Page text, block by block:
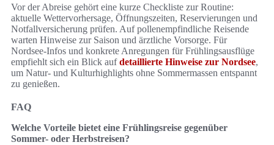
Vor der Abreise gehört eine kurze Checkliste zur Routine:
aktuelle Wettervorhersage, Öffnungszeiten, Reservierungen und
Notfallversicherung prüfen. Auf pollenempfindliche Reisende
warten Hinweise zur Saison und ärztliche Vorsorge. Für
Nordsee-Infos und konkrete Anregungen für Frühlingsausflüge
empfiehlt sich ein Blick aufdetaillierte Hinweise zur Nordsee,
um Natur- und Kulturhighlights ohne Sommermassen entspannt
zu genießen.
FAQ
Welche Vorteile bietet eine Frühlingsreise gegenüber
Sommer- oder Herbstreisen?